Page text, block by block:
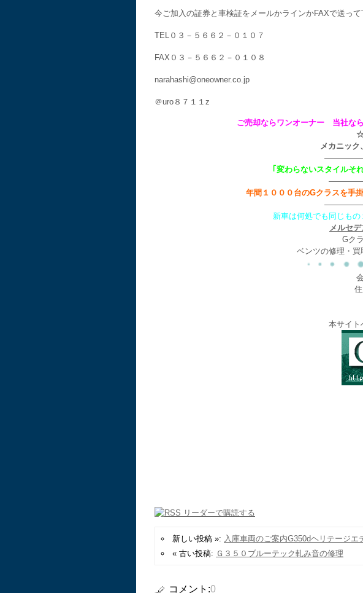
今ご加入の証券と車検証をメールかラインかFAXで送っ
TEL０３－５６６２－０１０７
FAX０３－５６６２－０１０８
narahashi@oneowner.co.jp
＠uro８７１１z
ご売却ならワンオーナー 当社な
メカニック
｢変わらないスタイルそ
年間１０００台のGクラスを手
新車は何処でも同じも
メルセ
Gク
ベンツの修理・
本サイト
新しい投稿 »: 入庫車両のご案内G350dヘリテージエ
« 古い投稿: Ｇ３５０ブルーテック軋み音の修理
コメント:0